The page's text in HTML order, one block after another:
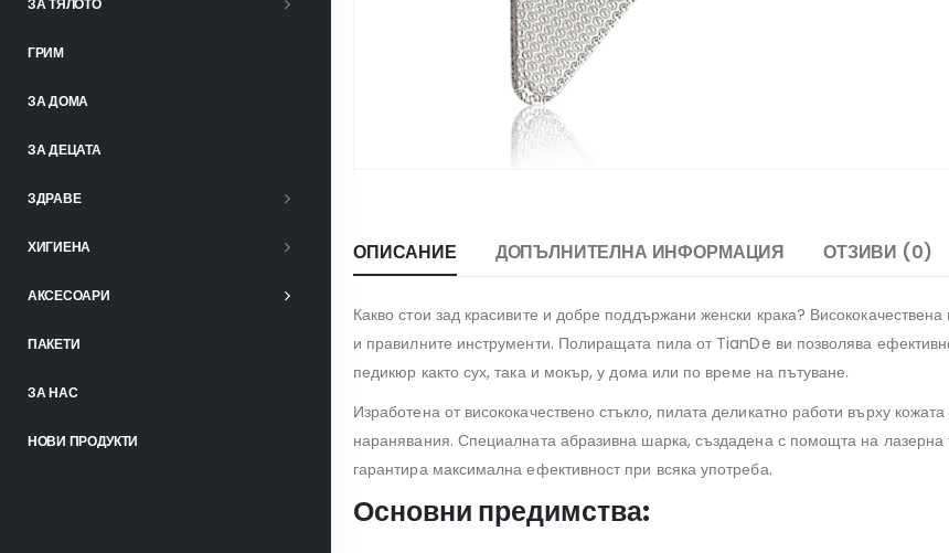
ЗА ТЯЛОТО
ГРИМ
ЗА ДОМА
ЗА ДЕЦАТА
ЗДРАВЕ
ХИГИЕНА
АКСЕСОАРИ
ПАКЕТИ
ЗА НАС
НОВИ ПРОДУКТИ
ОПИСАНИЕ ДОПЪЛНИТЕЛНА ИНФОРМАЦИЯ ОТЗИВИ (0)
Какво стои зад красивите и добре поддържани женски крака? Висококачествена
и правилните инструменти. Полиращата пила от TianDe ви позволява
педикюр както сух, така и мокър, у дома или по време на пътуване.
Изработена от висококачествено стъкло, пилата деликатно работи върху
наранявания. Специалната абразивна шарка, създадена с помощта на лазерна
гарантира максимална ефективност при всяка употреба.
Основни предимства: